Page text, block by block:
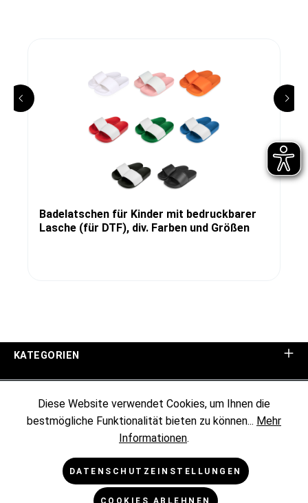
Badelatschen für Kinder mit bedruckbarer
Lasche (für DTF), div. Farben und Größen
KATEGORIEN
KUNDENINFORMATIONEN
RECHTLICHES
Diese Website verwendet Cookies, um Ihnen die
bestmögliche Funktionalität bieten zu können... Mehr
Informationen.
DATENSCHUTZEINSTELLUNGEN
COOKIES ABLEHNEN